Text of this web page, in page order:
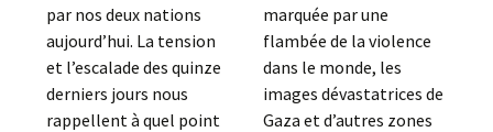
par nos deux nations
aujourd’hui. La tension
et l’escalade des quinze
derniers jours nous
rappellent à quel point
marquée par une
flambée de la violence
dans le monde, les
images dévastatrices de
Gaza et d’autres zones